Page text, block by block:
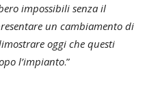
impossibili senza il
un cambiamento di
oggi che questi
l’impianto.”